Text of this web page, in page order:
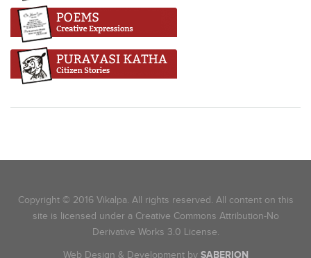
Copyright © 2016 Vikalpa. All rights reserved. All content on this
site is licensed under a Creative Commons Attribution-No
Derivative Works 3.0 License.
Web Design & Development by SABERION